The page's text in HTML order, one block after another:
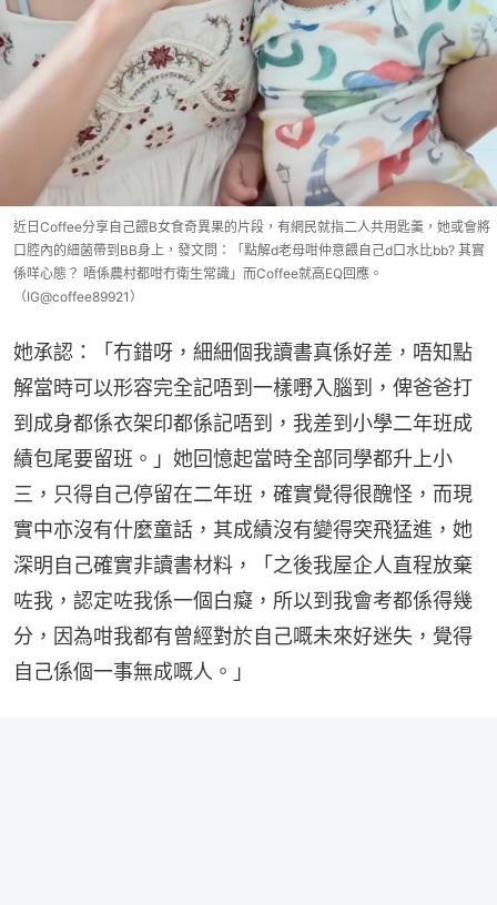
近日Coffee分享自己餵B女食奇異果的片段，有網民就指二人共用匙羹，她或會將
口腔內的細菌帶到BB身上，發文問：「點解d老母咁仲意餵自己d口水比bb? 其實
係咩心態？ 唔係農村都咁冇衛生常識」而Coffee就高EQ回應。
（IG@coffee89921）
她承認：「冇錯呀，細細個我讀書真係好差，唔知點
解當時可以形容完全記唔到一樣嘢入腦到，俾爸爸打
到成身都係衣架印都係記唔到，我差到小學二年班成
績包尾要留班。」她回憶起當時全部同學都升上小
三，只得自己停留在二年班，確實覺得很醜怪，而現
實中亦沒有什麼童話，其成績沒有變得突飛猛進，她
深明自己確實非讀書材料，「之後我屋企人直程放棄
咗我，認定咗我係一個白癡，所以到我會考都係得幾
分，因為咁我都有曾經對於自己嘅未來好迷失，覺得
自己係個一事無成嘅人。」